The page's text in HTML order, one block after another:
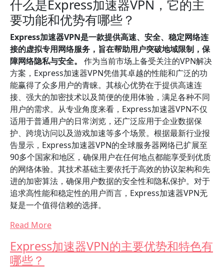
什么是Express加速器VPN，它的主
要功能和优势有哪些？
Express加速器VPN是一款提供高速、安全、稳定网络连
接的虚拟专用网络服务，旨在帮助用户突破地域限制，保
障网络隐私与安全。
作为当前市场上备受关注的VPN解决
方案，Express加速器VPN凭借其卓越的性能和广泛的功
能赢得了众多用户的青睐。其核心优势在于提供高速连
接、强大的加密技术以及简便的使用体验，满足各种不同
用户的需求。从专业角度来看，Express加速器VPN不仅
适用于普通用户的日常浏览，还广泛应用于企业数据保
护、跨境访问以及游戏加速等多个场景。根据最新行业报
告显示，Express加速器VPN的全球服务器网络已扩展至
90多个国家和地区，确保用户在任何地点都能享受到优质
的网络体验。其技术基础主要依托于高效的协议架构和先
进的加密算法，确保用户数据的安全性和隐私保护。对于
追求高性能和稳定性的用户而言，Express加速器VPN无
疑是一个值得信赖的选择。
Read More
Express加速器VPN的主要优势和特色有
哪些？